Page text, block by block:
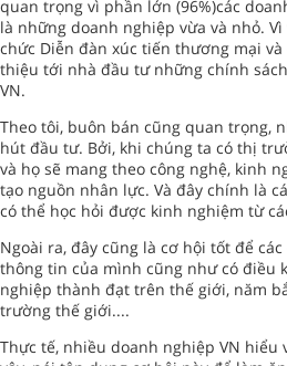
quan trọng vì phần lớn (96%)các
là những doanh nghiệp vừa và nhỏ.
chức Diễn đàn xúc tiến thương mại
thiệu tới nhà đầu tư những chính
VN.
Theo tôi, buôn bán cũng quan trọng,
hút đầu tư. Bởi, khi chúng ta có thị
và họ sẽ mang theo công nghệ, kinh
tạo nguồn nhân lực. Và đây chính là
có thể học hỏi được kinh nghiệm từ
Ngoài ra, đây cũng là cơ hội tốt để
thông tin của mình cũng như có điều
nghiệp thành đạt trên thế giới, năm
trường thế giới....
Thực tế, nhiều doanh nghiệp VN hiểu